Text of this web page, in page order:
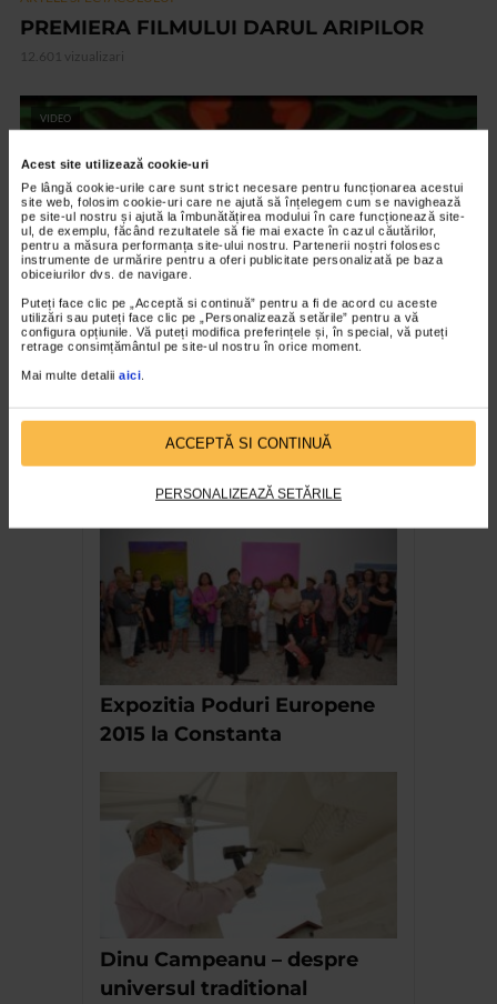
Acest site utilizează cookie-uri
Pe lângă cookie-urile care sunt strict necesare pentru funcționarea acestui
site web, folosim cookie-uri care ne ajută să înțelegem cum se navighează
pe site-ul nostru și ajută la îmbunătățirea modului în care funcționează site-
ul, de exemplu, făcând rezultatele să fie mai exacte în cazul căutărilor,
pentru a măsura performanța site-ului nostru. Partenerii noștri folosesc
instrumente de urmărire pentru a oferi publicitate personalizată pe baza
obiceiurilor dvs. de navigare.
Puteți face clic pe „Acceptă si continuă” pentru a fi de acord cu aceste
utilizări sau puteți face clic pe „Personalizează setările” pentru a vă
configura opțiunile. Vă puteți modifica preferințele și, în special, vă puteți
retrage consimțământul pe site-ul nostru în orice moment.
Mai multe detalii aici
ACCEPTĂ SI CONTINUĂ
PERSONALIZEAZĂ SETĂRILE
PREMIERA FILMULUI DARUL ARIPILOR
12.601 vizualizari
VIDEO
ARTELE SPECTACOLULUI
Expozitia Martie la feminin
RECOMANDĂRI
Expozitia Poduri Europene
2015 la Constanta
Dinu Campeanu – despre
universul traditional